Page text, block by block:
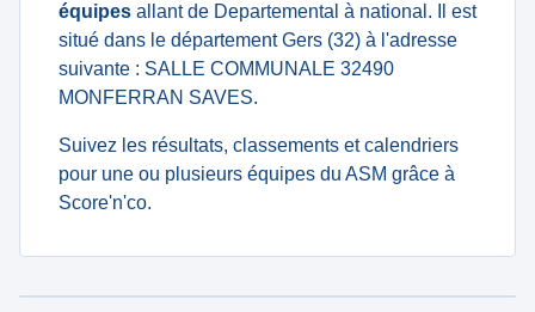
équipes allant de Departemental à national. Il est
situé dans le département Gers (32) à l'adresse
suivante : SALLE COMMUNALE 32490
MONFERRAN SAVES.
Suivez les résultats, classements et calendriers
pour une ou plusieurs équipes du ASM grâce à
Score'n'co.